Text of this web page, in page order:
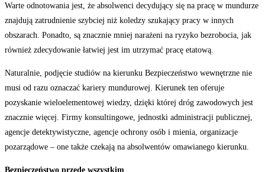
Warte odnotowania jest, że absolwenci decydujący się na pracę w mundurze
znajdują zatrudnienie szybciej niż koledzy szukający pracy w innych
obszarach. Ponadto, są znacznie mniej narażeni na ryzyko bezrobocia, jak
również zdecydowanie łatwiej jest im utrzymać pracę etatową.
Naturalnie, podjęcie studiów na kierunku Bezpieczeństwo wewnętrzne nie
musi od razu oznaczać kariery mundurowej. Kierunek ten oferuje
pozyskanie wieloelementowej wiedzy, dzięki której dróg zawodowych jest
znacznie więcej. Firmy konsultingowe, jednostki administracji publicznej,
agencje detektywistyczne, agencje ochrony osób i mienia, organizacje
pozarządowe – one także czekają na absolwentów omawianego kierunku.
Bezpieczeństwo przede wszystkim